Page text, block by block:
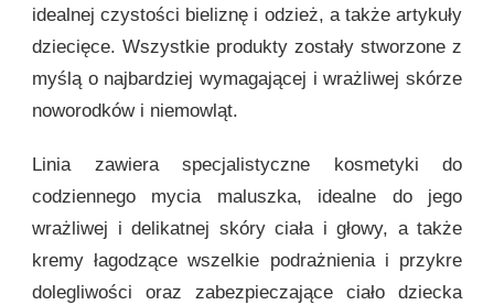
idealnej czystości bieliznę i odzież, a także artykuły
dziecięce. Wszystkie produkty zostały stworzone z
myślą o najbardziej wymagającej i wrażliwej skórze
noworodków i niemowląt.
Linia zawiera specjalistyczne kosmetyki do
codziennego mycia maluszka, idealne do jego
wrażliwej i delikatnej skóry ciała i głowy, a także
kremy łagodzące wszelkie podrażnienia i przykre
dolegliwości oraz zabezpieczające ciało dziecka